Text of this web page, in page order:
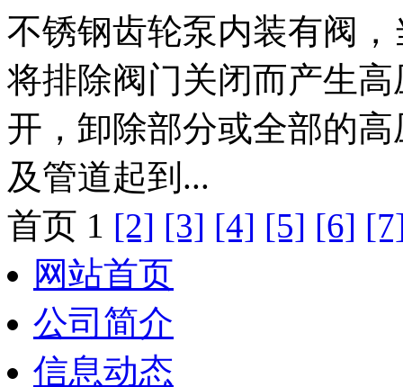
不锈钢齿轮泵内装有阀
将排除阀门关闭而产生
开，卸除部分或全部的
及管道起到 ...
首页 1 [2] [3] [4] [5] [6]
网站首页
公司简介
信息动态